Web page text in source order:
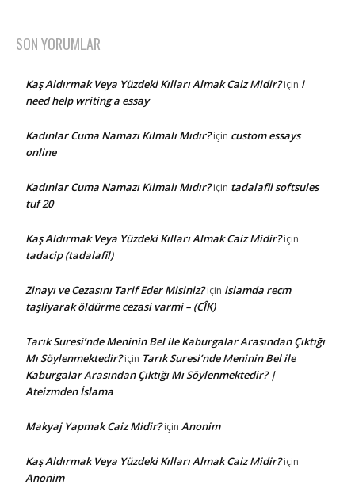
SON YORUMLAR
Kaş Aldırmak Veya Yüzdeki Kılları Almak Caiz Midir?için i
need help writing a essay
Kadınlar Cuma Namazı Kılmalı Mıdır?için custom essays
online
Kadınlar Cuma Namazı Kılmalı Mıdır?için tadalafil softsules
tuf 20
Kaş Aldırmak Veya Yüzdeki Kılları Almak Caiz Midir?için
tadacip (tadalafil)
Zinayı ve Cezasını Tarif Eder Misiniz?için islamda recm
taşliyarak öldürme cezasi varmi – (CÎK)
Tarık Suresi’nde Meninin Bel ile Kaburgalar Arasından Çıktığı
Mı Söylenmektedir?için Tarık Suresi’nde Meninin Bel ile
Kaburgalar Arasından Çıktığı Mı Söylenmektedir? |
Ateizmden İslama
Makyaj Yapmak Caiz Midir?için Anonim
Kaş Aldırmak Veya Yüzdeki Kılları Almak Caiz Midir?için
Anonim